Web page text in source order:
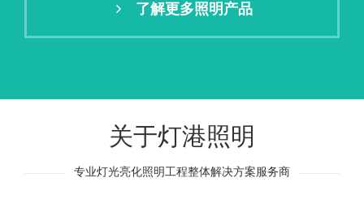
了解更多照明产品
关于灯港照明
专业灯光亮化照明工程整体解决方案服务商